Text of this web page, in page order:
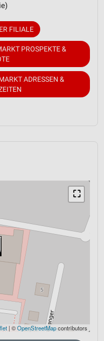
FILIALE
PROSPEKTE &
ADRESSEN &
⛶
| ©OpenStreetMapcontributors